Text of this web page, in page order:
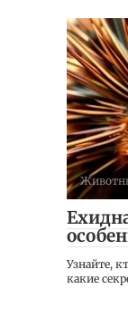
Узнайте,
какие